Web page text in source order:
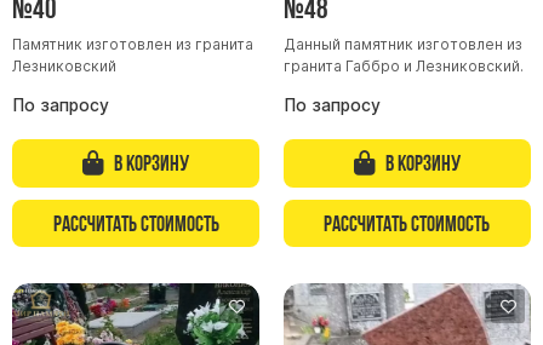
Цоколь из гранита
Ограды из гранита
Ограды из чугуна
Столбы для ограды чугун
Ограды металл
Столы и лавки
Тротуарная плитка
Вазы полимерные
№40
Памятник изготовлен из гранита
Лезниковский
По запросу
В корзину
Рассчитать стоимость
№48
Данный памятник изготовлен из
гранита Габбро и Лезниковский.
По запросу
В корзину
Рассчитать стоимость